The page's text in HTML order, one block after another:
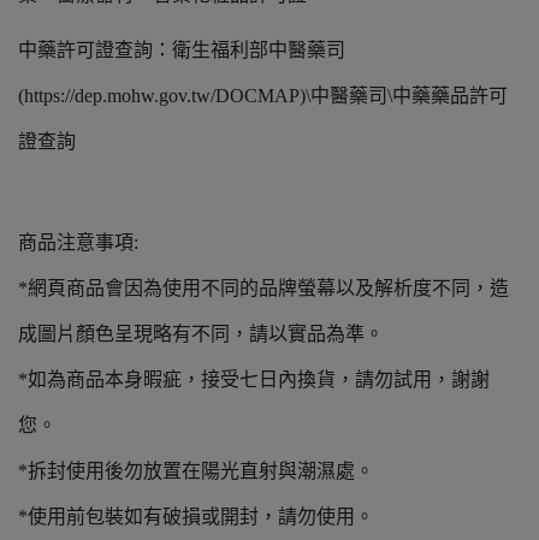
中藥許可證查詢：衛生福利部中醫藥司
(https://dep.mohw.gov.tw/DOCMAP)\中醫藥司\中藥藥品許可
證查詢
商品注意事項:
*網頁商品會因為使用不同的品牌螢幕以及解析度不同，造
成圖片顏色呈現略有不同，請以實品為準。
*如為商品本身暇疵，接受七日內換貨，請勿試用，謝謝
您。
*拆封使用後勿放置在陽光直射與潮濕處。
*使用前包裝如有破損或開封，請勿使用。